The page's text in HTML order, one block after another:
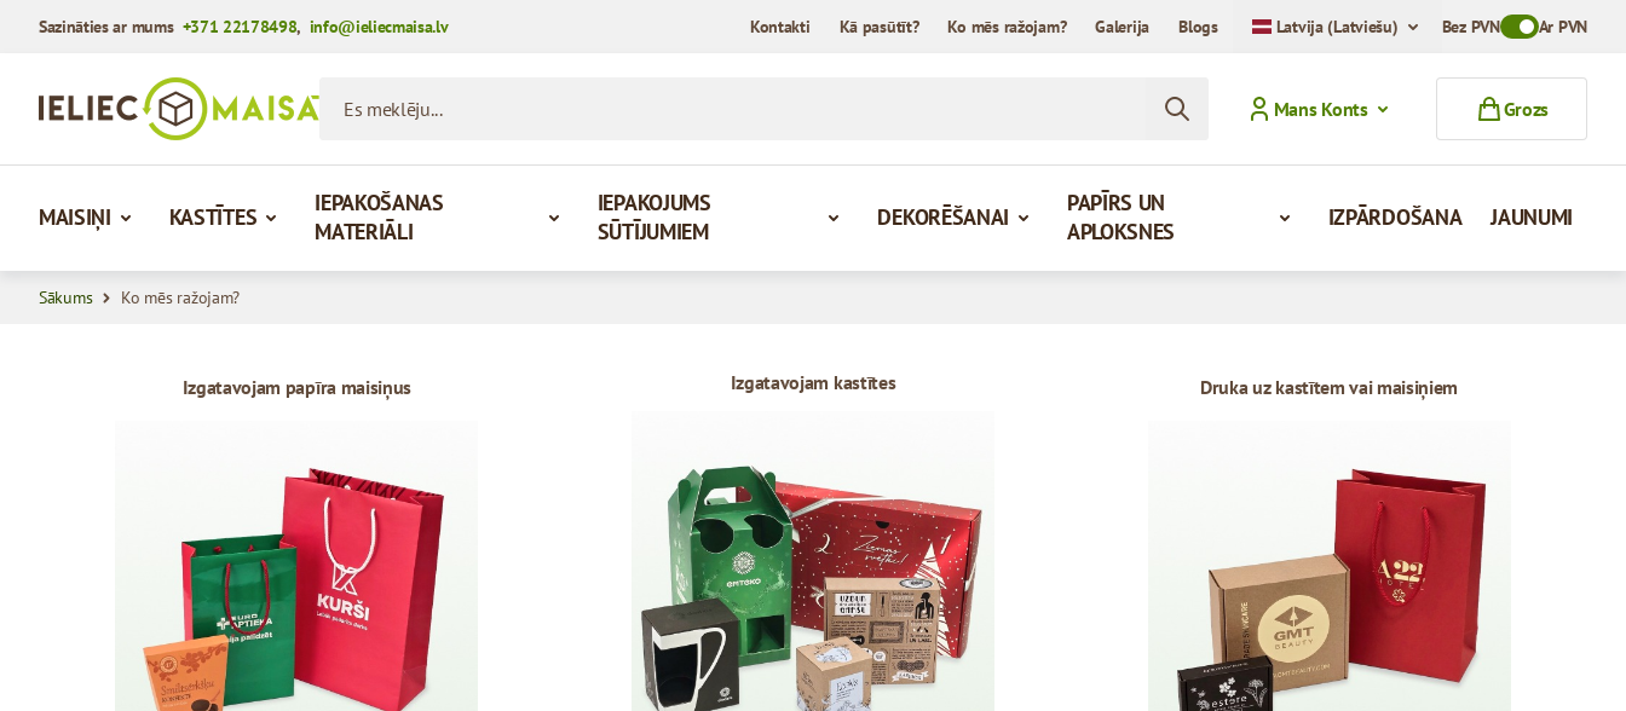
Sazināties ar mums +371 22178498, info@ieliecmaisa.lv Kontakti Kā pasūtīt? Ko mēs ražojam? Galerija Blogs Latvija (Latviešu) Bez PVNToggle VAT
Ar PVN
Mans Konts
Grozs
MAISIŅI KASTĪTES
IEPAKOŠANAS
MATERIĀLI
IEPAKOJUMS
SŪTĪJUMIEM
DEKORĒŠANAI
PAPĪRS UN
APLOKSNES
IZPĀRDOŠANA JAUNUMI
Sākums Ko mēs ražojam?
Izgatavojam papīra maisiņus Izgatavojam kastītes Druka uz kastītem vai maisiņiem